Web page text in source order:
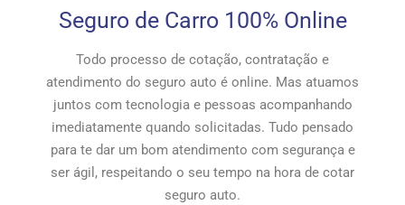
Seguro de Carro 100% Online
Todo processo de cotação, contratação e
atendimento do seguro auto é online. Mas atuamos
juntos com tecnologia e pessoas acompanhando
imediatamente quando solicitadas. Tudo pensado
para te dar um bom atendimento com segurança e
ser ágil, respeitando o seu tempo na hora de cotar
seguro auto.